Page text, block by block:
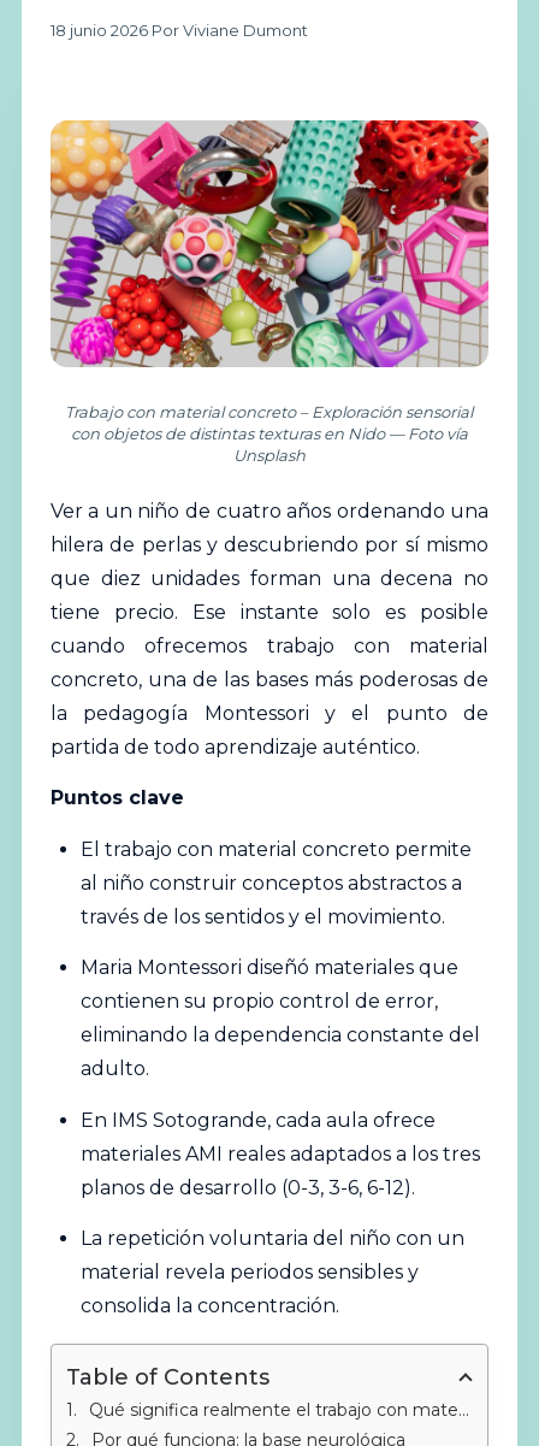
18 junio 2026·Por Viviane Dumont
Trabajo con material concreto – Exploración sensorial
con objetos de distintas texturas en Nido — Foto vía
Unsplash
Ver a un niño de cuatro años ordenando una
hilera de perlas y descubriendo por sí mismo
que diez unidades forman una decena no
tiene precio. Ese instante solo es posible
cuando ofrecemos trabajo con material
concreto, una de las bases más poderosas de
la pedagogía Montessori y el punto de
partida de todo aprendizaje auténtico.
Puntos clave
El trabajo con material concreto permite
al niño construir conceptos abstractos a
través de los sentidos y el movimiento.
Maria Montessori diseñó materiales que
contienen su propio control de error,
eliminando la dependencia constante del
adulto.
En IMS Sotogrande, cada aula ofrece
materiales AMI reales adaptados a los tres
planos de desarrollo (0-3, 3-6, 6-12).
La repetición voluntaria del niño con un
material revela periodos sensibles y
consolida la concentración.
Table of Contents
Qué significa realmente el trabajo con material concreto
Por qué funciona: la base neurológica